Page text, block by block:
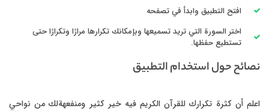
افتح التطبيق وابدأ في تصفحه
اختر السورة التي تريد تسميعها وبإمكانك تكرارها مرارًا وتكرارًا حتى
تستطيع حفظها.
نصائح حول استخدام التطبيق
اعلم أن كثرة تكرارك للقرآن الكريم فيه خير كثير ومنفعهةلك من نواحي